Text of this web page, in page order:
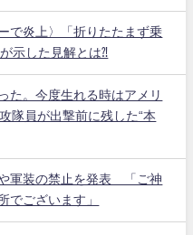
で炎上〉「折りたたまず乗
示した見解とは⁈
た。今度生れる時はアメリ
隊員が出撃前に残した“本
軍装の禁止を発表 「ご神
でございます」